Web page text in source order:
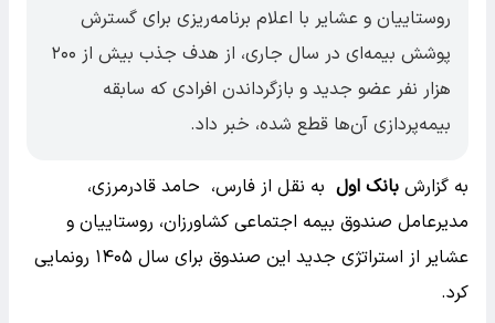
روستاییان و عشایر با اعلام برنامه‌ریزی برای گسترش
پوشش بیمه‌ای در سال جاری، از هدف جذب بیش از ۲۰۰
هزار نفر عضو جدید و بازگرداندن افرادی که سابقه
بیمه‌پردازی آن‌ها قطع شده، خبر داد.
به گزارش بانک اول به نقل از فارس، حامد قادرمرزی،
مدیرعامل صندوق بیمه اجتماعی کشاورزان، روستاییان و
عشایر از استراتژی جدید این صندوق برای سال ۱۴۰۵ رونمایی
کرد.